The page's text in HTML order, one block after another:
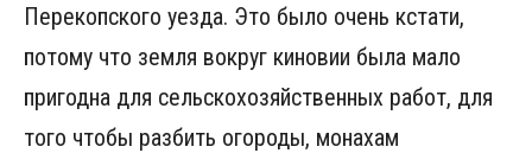
Перекопского уезда. Это было очень кстати,
потому что земля вокруг киновии была мало
пригодна для сельскохозяйственных работ, для
того чтобы разбить огороды, монахам